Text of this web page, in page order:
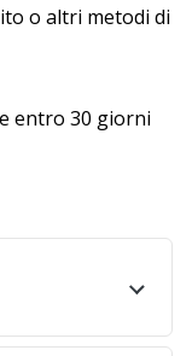
o altri metodi di
entro 30 giorni